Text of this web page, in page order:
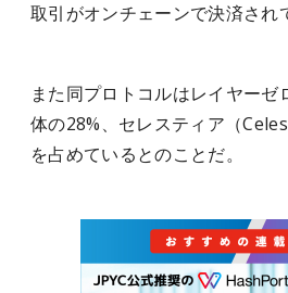
取引がオンチェーンで決済され
また同プロトコルはレイヤーゼ
体の28%、セレスティア（
を占めているとのことだ。